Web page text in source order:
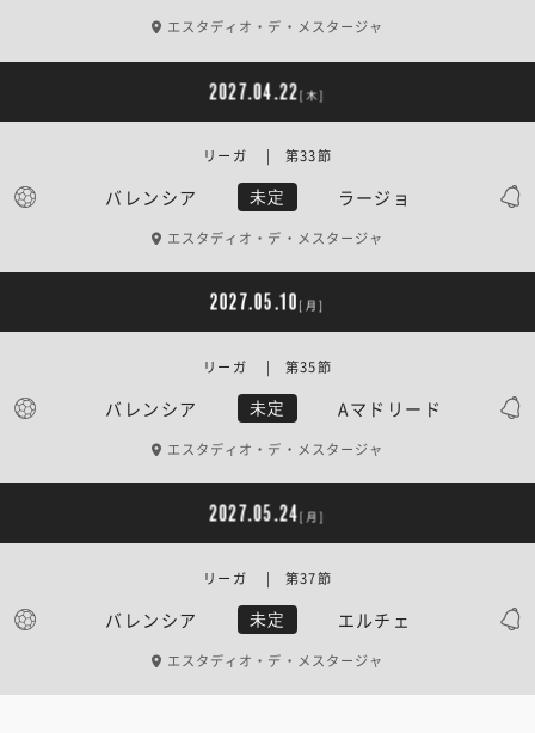
エスタディオ・デ・メスタージャ
2027.04.22[木]
バレンシア 未定 ラージョ
リーガ | 第33節
エスタディオ・デ・メスタージャ
2027.05.10 [月]
バレンシア 未定 Aマドリード
リーガ | 第35節
エスタディオ・デ・メスタージャ
2027.05.24[月]
バレンシア 未定 エルチェ
リーガ | 第37節
エスタディオ・デ・メスタージャ